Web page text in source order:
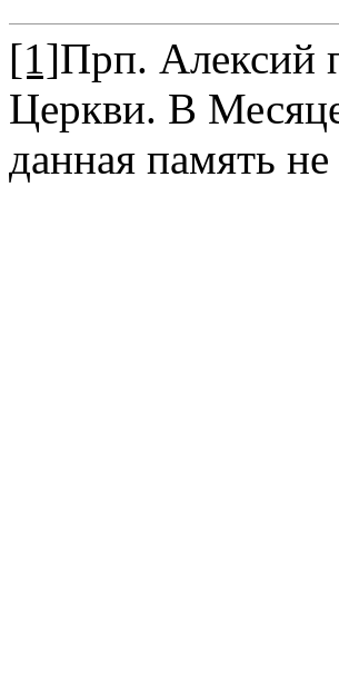
[1]Прп. Алексий
Церкви. В
данная память